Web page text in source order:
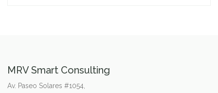
MRV Smart Consulting
Av. Paseo Solares #1054,